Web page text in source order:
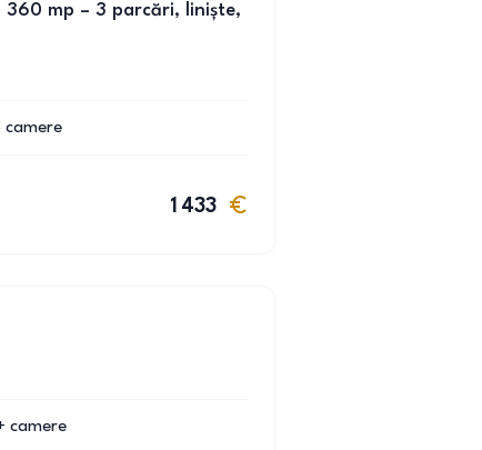
mp – 3 parcări, liniște,
camere
1 433
camere